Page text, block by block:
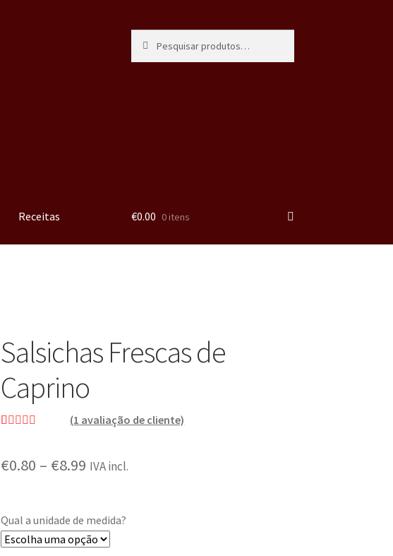
Receitas €0.00 0 itens
Salsichas Frescas de
Caprino
5 com base
de cliente
(1 avaliação de cliente)
€0.80 – €8.99 IVA incl.
Qual a unidade de medida?